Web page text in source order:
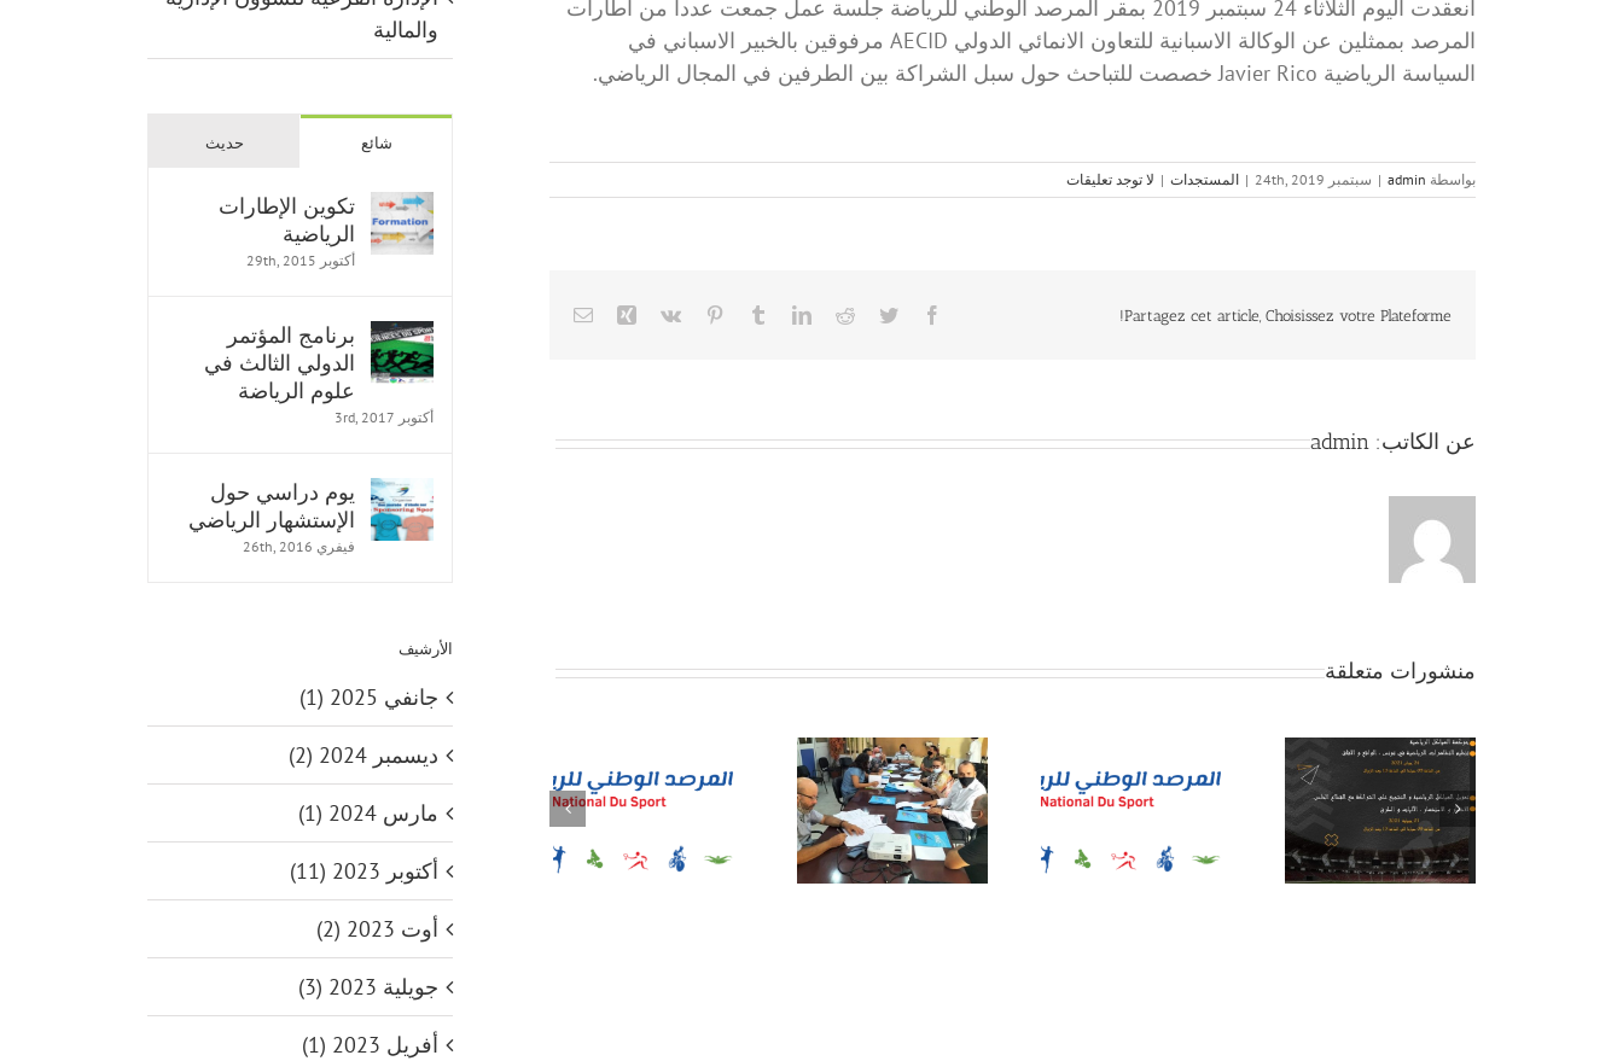
انعقدت اليوم الثلاثاء 24 سبتمبر 2019 بمقر المرصد الوطني للرياضة جلسة عمل جمعت عددا من اطارات
المرصد بممثلين عن الوكالة الاسبانية للتعاون الانمائي الدولي AECID مرفوقين بالخبير الاسباني في
السياسة الرياضية Javier Rico خصصت للتباحث حول سبل الشراكة بين الطرفين في المجال الرياضي.
بواسطة admin
| سبتمبر 24th, 2019 | المستجدات | لا توجد تعليقات
Partagez cet article, Choisissez votre Plateforme!
Facebook
Twitter
Reddit
LinkedIn
Tumblr
Pinterest
Vk
Xing
Email
عن الكاتب: admin
منشورات متعلقة
حلقات تكوينية خلال
المؤتمر الدولي لعلوم
وتقنيات الأنشطة
البدنية والرياضية
جلسة عمل بمقر
المشاركة التونسية في
أولمبياد طوكيو
المؤتمر الدولي
السادس في علوم
الرياضة
ورشات تكوينية حول
الرياضية
وضع الرياضة في ولاية
باجة
والمالية
شائع حديث
تكوين الإطارات
الرياضية
أكتوبر 29th, 2015
برنامج المؤتمر
الدولي الثالث في
علوم الرياضة
أكتوبر 3rd, 2017
يوم دراسي حول
الإستشهار الرياضي
فيفري 26th, 2016
الأرشيف
جانفي 2025 (1)
ديسمبر 2024 (2)
مارس 2024 (1)
أكتوبر 2023 (11)
أوت 2023 (2)
جويلية 2023 (3)
أفريل 2023 (1)